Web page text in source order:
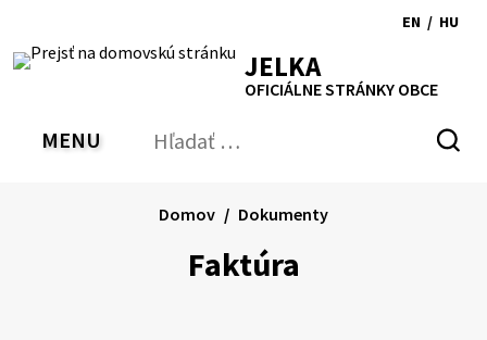
obsah
RSS MapaTlačiť
Zvýšiť
kontrast
písmapísma
EN
to
/ HU
JELKA
OFICIÁLNE STRÁNKY OBCE
PREPNÚŤ
MENU Hľadať:
Faktúra
Domov Dokumenty